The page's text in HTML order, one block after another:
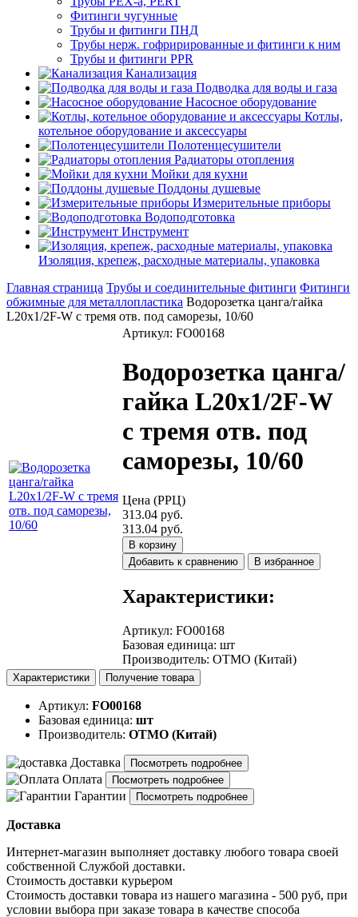
Фитинги чугунные
Трубы и фитинги ПНД
Трубы нерж. гофрирированные и фитинги к ним
Трубы и фитинги PPR
Канализация
Подводка для воды и газа
Насосное оборудование
Котлы,
котельное оборудование и аксессуары
Полотенцесушители
Радиаторы отопления
Мойки для кухни
Поддоны душевые
Измерительные приборы
Водоподготовка
Инструмент
Изоляция, крепеж, расходные материалы, упаковка
Главная страница Трубы и соединительные фитинги Фитинги
обжимные для металлопластика Водорозетка цанга/гайка
L20х1/2F-W с тремя отв. под саморезы, 10/60
Артикул: FO00168
Водорозетка цанга/
гайка L20х1/2F-W
с тремя отв. под
саморезы, 10/60
Цена (РРЦ)
313.04 руб.
313.04 руб.
В корзину
Добавить к сравнению
В избранное
Характеристики:
Артикул: FO00168
Базовая единица: шт
Производитель: OTMO (Китай)
Характеристики Получение товара
Артикул: FO00168
Базовая единица: шт
Производитель: OTMO (Китай)
Доставка Посмотреть подробнее
Оплата Посмотреть подробнее
Гарантии Посмотреть подробнее
Доставка
Интернет-магазин выполняет доставку любого товара своей
собственной Службой доставки.
Стоимость доставки курьером
Стоимость доставки товара из нашего магазина - 500 руб, при
условии выбора при заказе товара в качестве способа